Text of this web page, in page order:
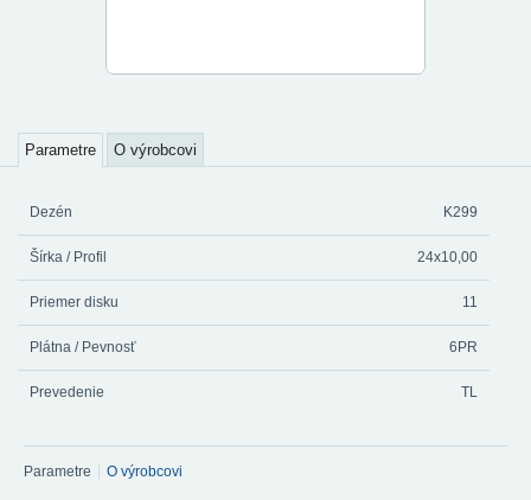
Parametre O výrobcovi
Dezén K299
Šírka / Profil 24x10,00
Priemer disku 11
Plátna / Pevnosť 6PR
Prevedenie TL
Parametre O výrobcovi